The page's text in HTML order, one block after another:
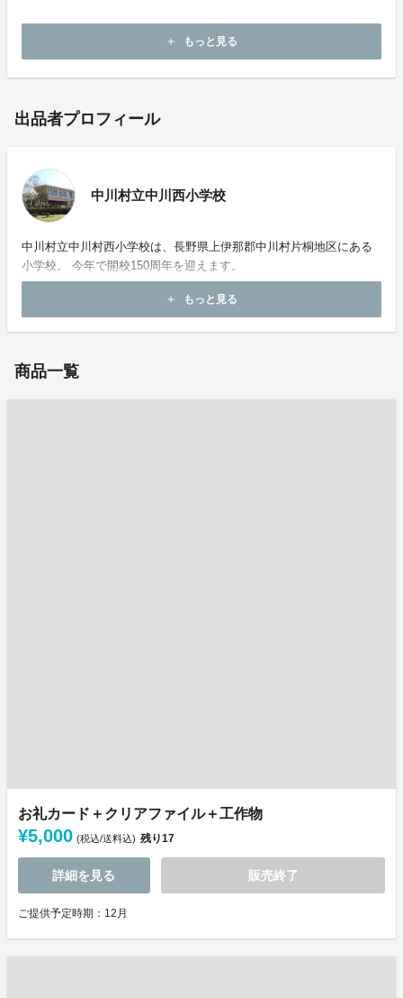
add もっと見る
出品者プロフィール
中川村立中川西小学校
中川村立中川村西小学校は、長野県上伊那郡中川村片桐地区にある
小学校。 今年で開校150周年を迎えます。
add もっと見る
商品一覧
お礼カード＋クリアファイル＋工作物
¥5,000 (税込/送料込) 残り17
詳細を見る 販売終了
ご提供予定時期：12月